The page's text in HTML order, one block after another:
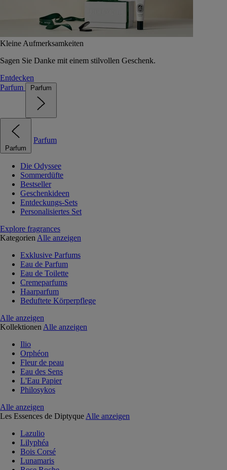
Kleine Aufmerksamkeiten
Sagen Sie Danke mit einem stilvollen Geschenk.
Entdecken
Parfum
Parfum
Parfum
Parfum
Die Odyssee
Sommerdüfte
Bestseller
Geschenkideen
Entdeckungs-Sets
Personalisiertes Set
Explore fragrances
Kategorien Alle anzeigen
Exklusive Parfums
Eau de Parfum
Eau de Toilette
Cremeparfums
Haarparfum
Beduftete Körperpflege
Alle anzeigen
Kollektionen Alle anzeigen
Ilio
Orphéon
Fleur de peau
Eau des Sens
L'Eau Papier
Philosykos
Alle anzeigen
Les Essences de Diptyque Alle anzeigen
Lazulio
Lilyphéa
Bois Corsé
Lunamaris